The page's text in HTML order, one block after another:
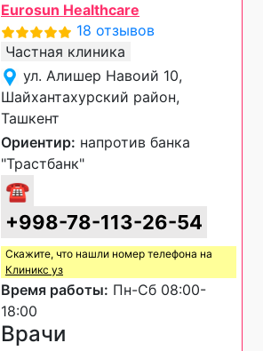
Eurosun Healthcare
18 отзывов
Частная клиника
ул. Алишер Навоий 10,
Шайхантахурский район,
Ташкент
Ориентир: напротив банка
"Трастбанк"
☎
+998-78-113-26-54
Скажите, что нашли номер телефона на
Клиникс уз
Время работы: Пн-Сб 08:00-
18:00
Врачи